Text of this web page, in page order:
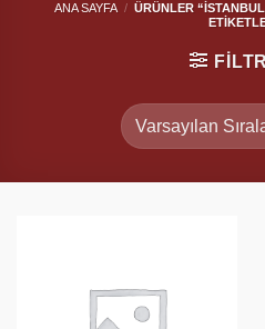
ANA SAYFA / ÜRÜNLER